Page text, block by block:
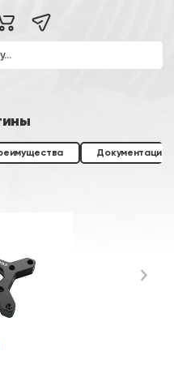
Документация